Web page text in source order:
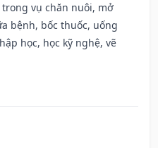
vụ chăn nuôi, mở
bệnh, bốc thuốc, uống
học, học kỹ nghệ, vẽ